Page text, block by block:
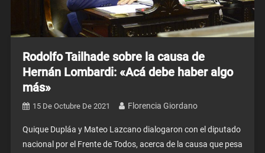
Rodolfo Tailhade sobre la causa de
Hernán Lombardi: «Acá debe haber algo
más»
15 De Octubre De 2021 Florencia Giordano
Quique Dupláa y Mateo Lazcano dialogaron con el diputado
nacional por el Frente de Todos, acerca de la causa que pesa